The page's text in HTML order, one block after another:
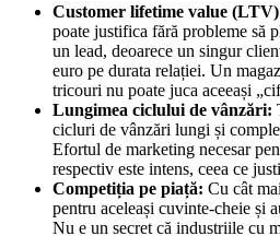
Customer lifetime value
poate justifica fără probleme să
un lead, deoarece un singur
euro pe durata relației. Un
tricouri nu poate juca aceeași
Lungimea ciclului de vânzări:
cicluri de vânzări lungi și
Efortul de marketing necesar
respectiv este intens, ceea ce
Competiția pe piață: Cu cât
pentru aceleași cuvinte-cheie și
Nu e un secret că industriile cu